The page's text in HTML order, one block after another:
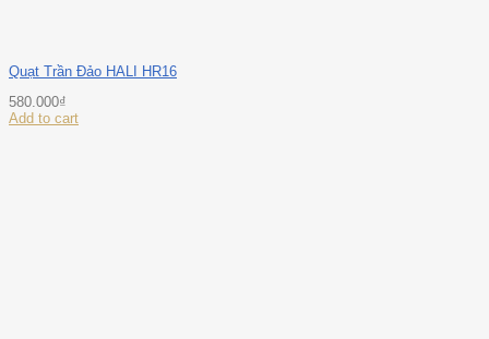
Quạt Trần Đảo HALI HR16
580.000₫
Add to cart